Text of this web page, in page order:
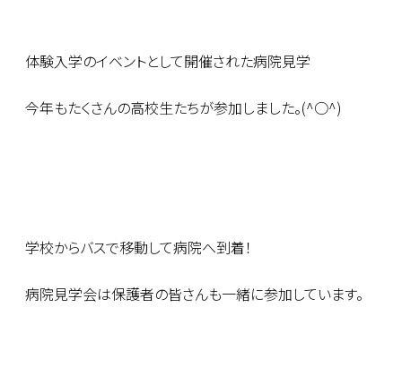
体験入学のイベントとして開催された病院見学
今年もたくさんの高校生たちが参加しました。(^○^)
学校からバスで移動して病院へ到着！
病院見学会は保護者の皆さんも一緒に参加しています。